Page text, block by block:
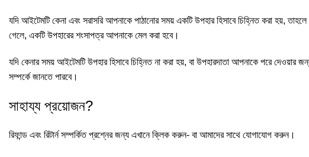
যদি আইটেমটি কেনা এবং সরাসরি আপনাকে পাঠানোর সময় একটি উপহার হিসাবে চিহ্নিত করা হয়,
গেলে, একটি উপহারের শংসাপত্র আপনাকে মেল করা হবে।
যদি কেনার সময় আইটেমটি উপহার হিসাবে চিহ্নিত না করা হয়, বা উপহারদাতা আপনাকে পরে দেওয়ার
সম্পর্কে জানতে পারবে।
সাহায্য প্রয়োজন?
রিফান্ড এবং রিটার্ন সম্পর্কিত প্রশ্নের জন্য এখানে ক্লিক করুন- বা আমাদের সাথে যোগাযোগ করুন।